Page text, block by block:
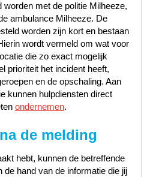
met de politie Milheeze,
ambulance Milheeze. De
worden zijn kort en bestaan
wordt vermeld om wat voor
die zo exact mogelijk
prioriteit het incident heeft,
en de opschaling. Aan
kunnen hulpdiensten direct
ondernemen.
de melding
hebt, kunnen de betreffende
de hand van de informatie die jij